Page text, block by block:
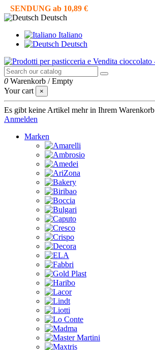
SENDUNG ab 10,89 €
Deutsch
Italiano
Deutsch
0 Warenkorb /Empty
Your cart
×
Es gibt keine Artikel mehr in Ihrem Warenkorb
Anmelden
Marken